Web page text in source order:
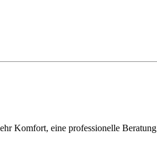
Komfort, eine professionelle